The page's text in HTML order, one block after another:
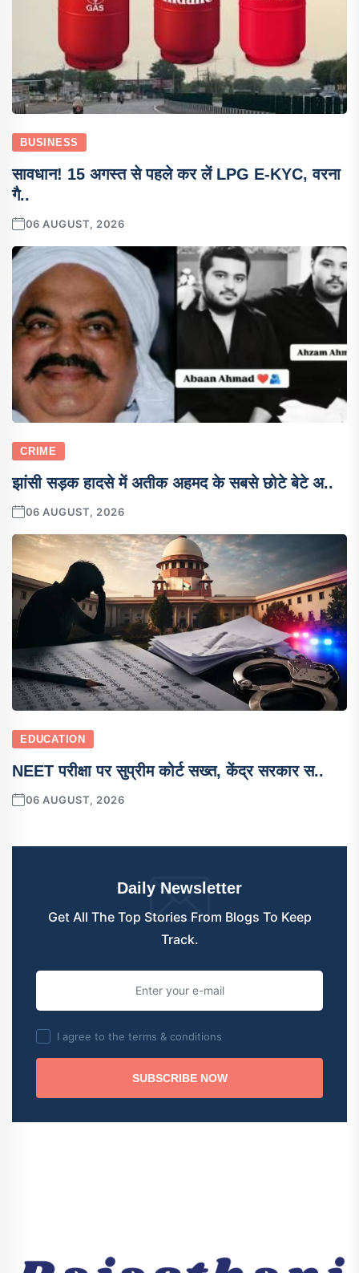
BUSINESS
सावधान! 15 अगस्त से पहले कर लें LPG E-KYC, वरना
गै..
06 AUGUST, 2026
CRIME
झांसी सड़क हादसे में अतीक अहमद के सबसे छोटे बेटे अ..
06 AUGUST, 2026
EDUCATION
NEET परीक्षा पर सुप्रीम कोर्ट सख्त, केंद्र सरकार स..
06 AUGUST, 2026
Daily Newsletter
Get All The Top Stories From Blogs To Keep
Track.
I agree to the terms & conditions
SUBSCRIBE NOW